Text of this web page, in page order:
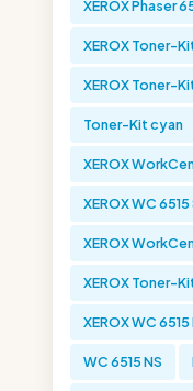
XEROX Phaser
XEROX Toner-
XEROX Toner-
Toner-Kit cyan
XEROX
XEROX WC
XEROX
XEROX Toner-
XEROX WC 6515
WC 6515 NS